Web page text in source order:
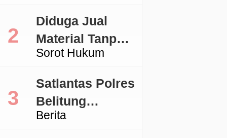
Pasir Timah
Ilegal Di
Belitung
Sorot Hukum
Diduga Jual
Material Tanpa
Izin, Aktivitas
Lingga Jadi
Sorotan
Berita
Satlantas Polres
Belitung
Tertibkan